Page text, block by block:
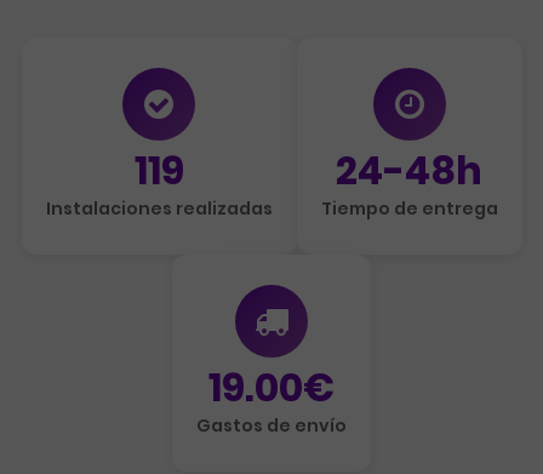
119
Instalaciones realizadas
24-48h
Tiempo de entrega
19.00€
Gastos de envío